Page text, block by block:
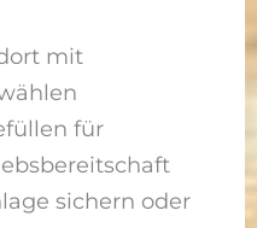
mit
für
sichern oder